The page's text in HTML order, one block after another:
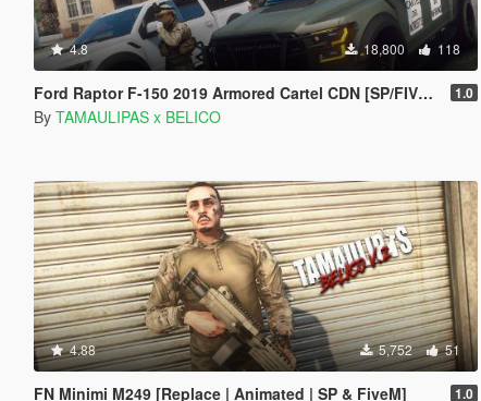
4.8 18,800 118
Ford Raptor F-150 2019 Armored Cartel CDN [SP/FIVE-M] | Template 1.0
By TAMAULIPAS x BELICO
4.88 5,752 51
FN Minimi M249 [Replace | Animated | SP & FiveM] 1.0